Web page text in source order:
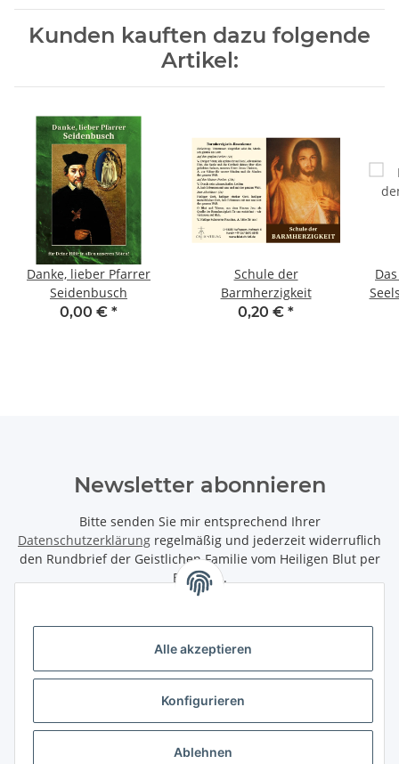
Kunden kauften dazu folgende
Artikel:
Danke, lieber Pfarrer
Seidenbusch
0,00 € *
Schule der
Barmherzigkeit
0,20 € *
Newsletter abonnieren
Bitte senden Sie mir entsprechend Ihrer
Datenschutzerklärung regelmäßig und jederzeit widerruflich
den Rundbrief der Geistlichen Familie vom Heiligen Blut per
Email zu.
Informationen
Gesetzliche Informationen
Alle akzeptieren
Konfigurieren
Ablehnen